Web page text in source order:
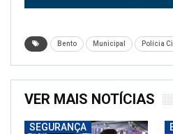
Bento Municipal Polícia
VER MAIS NOTÍCIAS
SEGURANÇA